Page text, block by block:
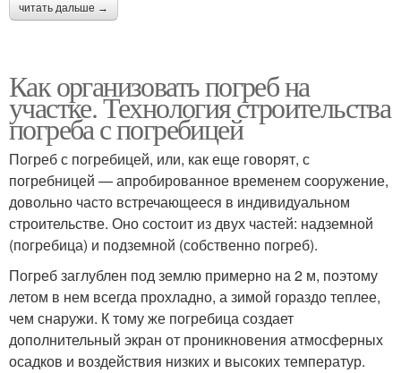
читать дальше →
Как организовать погреб на
участке. Технология строительства
погреба с погребицей
Погреб с погребицей, или, как еще говорят, с
погребницей — апробированное временем сооружение,
довольно часто встречающееся в индивидуальном
строительстве. Оно состоит из двух частей: надземной
(погребица) и подземной (собственно погреб).
Погреб заглублен под землю примерно на 2 м, поэтому
летом в нем всегда прохладно, а зимой гораздо теплее,
чем снаружи. К тому же погребица создает
дополнительный экран от проникновения атмосферных
осадков и воздействия низких и высоких температур.